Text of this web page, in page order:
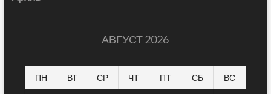
АВГУСТ 2026
ПН ВТ СР ЧТ ПТ СБ ВС